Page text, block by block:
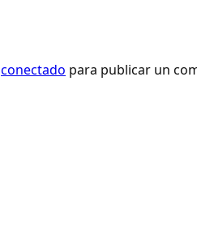
conectado para publicar un